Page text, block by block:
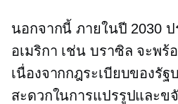
นอกจากนี้ ภายในปี 2030
อเมริกา เช่น บราซิล จะพร้
เนื่องจากกฎระเบียบของรั
สะดวกในการแปรรูปและข